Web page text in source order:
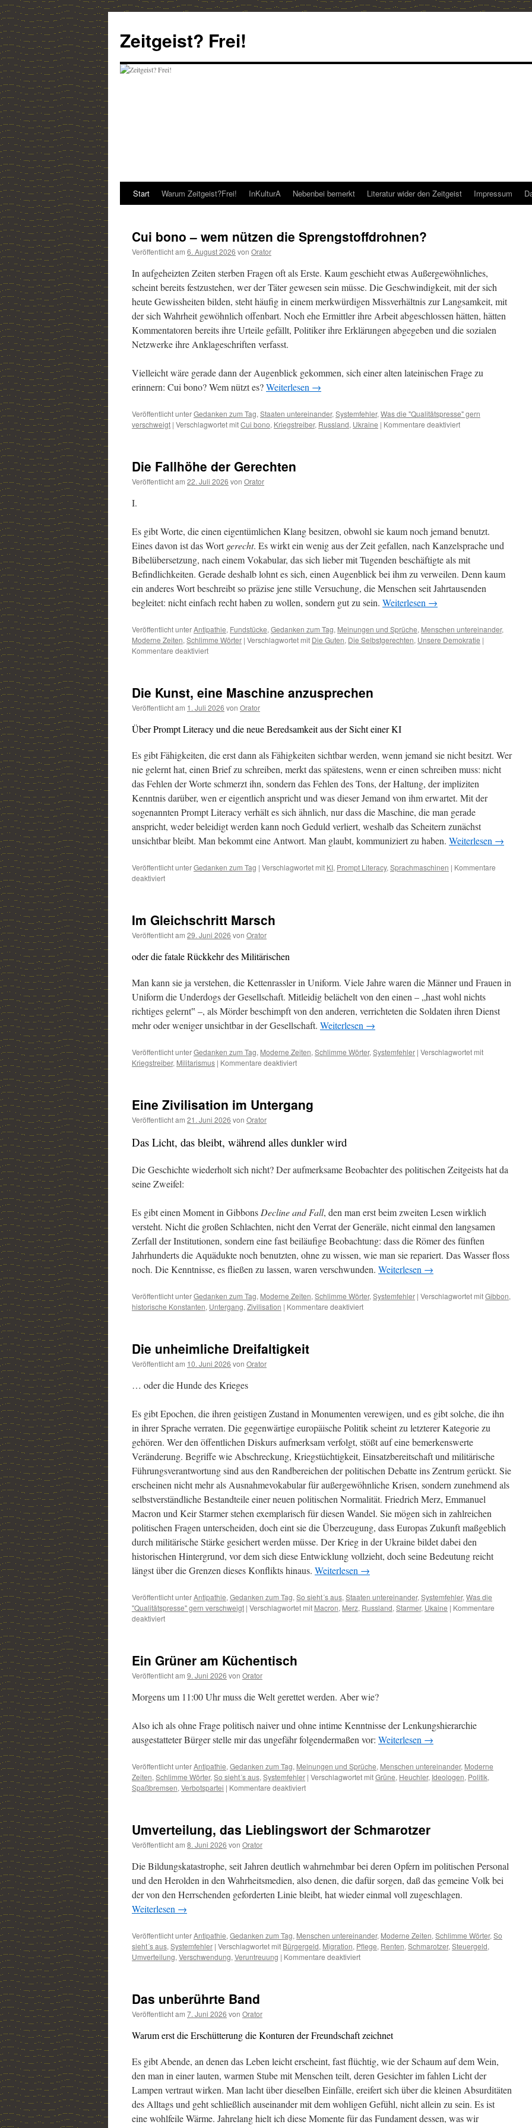
springen
Zeitgeist? Frei!
Start Warum Zeitgeist?Frei! InKulturA Nebenbei bemerkt Literatur wider den Zeitgeist Impressum
Cui bono – wem nützen die Sprengstoffdrohnen?
Veröffentlicht am 6. August 2026 von Orator
In aufgeheizten Zeiten sterben Fragen oft als Erste. Kaum geschieht etwas Außergewöhnliches,
scheint bereits festzustehen, wer der Täter gewesen sein müsse. Die Geschwindigkeit, mit der sich
heute Gewissheiten bilden, steht häufig in einem merkwürdigen Missverhältnis zur Langsamkeit, mit
der sich Wahrheit gewöhnlich offenbart. Noch ehe Ermittler ihre Arbeit abgeschlossen hätten, hätten
Kommentatoren bereits ihre Urteile gefällt, Politiker ihre Erklärungen abgegeben und die sozialen
Netzwerke ihre Anklageschriften verfasst.
Vielleicht wäre gerade dann der Augenblick gekommen, sich einer alten lateinischen Frage zu
erinnern: Cui bono? Wem nützt es?Weiterlesen →
Veröffentlicht unterGedanken zum Tag, Staaten untereinander, Systemfehler, Was die "Qualitätspresse" gern
verschweigt | Verschlagwortet mitCui bono, Kriegstreiber, Russland, Ukraine | Kommentare deaktiviert
Die Fallhöhe der Gerechten
Veröffentlicht am 22. Juli 2026 von Orator
I.
Es gibt Worte, die einen eigentümlichen Klang besitzen, obwohl sie kaum noch jemand benutzt.
Eines davon ist das Wortgerecht. Es wirkt ein wenig aus der Zeit gefallen, nach Kanzelsprache und
Bibelübersetzung, nach einem Vokabular, das sich lieber mit Tugenden beschäftigte als mit
Befindlichkeiten. Gerade deshalb lohnt es sich, einen Augenblick bei ihm zu verweilen. Denn kaum
ein anderes Wort beschreibt so präzise jene stille Versuchung, die Menschen seit Jahrtausenden
begleitet: nicht einfach recht haben zu wollen, sondern gut zu sein. Weiterlesen →
Veröffentlicht unterAntipathie, Fundstücke, Gedanken zum Tag, Meinungen und Sprüche, Menschen untereinander,
Moderne Zeiten, Schlimme Wörter | Verschlagwortet mit Die Guten, Die Selbstgerechten, Unsere Demokratie |
Kommentare deaktiviert
Gerechten
Die Kunst, eine Maschine anzusprechen
Veröffentlicht am 1. Juli 2026 von Orator
Über Prompt Literacy und die neue Beredsamkeit aus der Sicht einer KI
Es gibt Fähigkeiten, die erst dann als Fähigkeiten sichtbar werden, wenn jemand sie nicht besitzt. Wer
nie gelernt hat, einen Brief zu schreiben, merkt das spätestens, wenn er einen schreiben muss: nicht
das Fehlen der Worte schmerzt ihn, sondern das Fehlen des Tons, der Haltung, der impliziten
Kenntnis darüber, wen er eigentlich anspricht und was dieser Jemand von ihm erwartet. Mit der
sogenannten Prompt Literacy verhält es sich ähnlich, nur dass die Maschine, die man gerade
anspricht, weder beleidigt werden kann noch Geduld verliert, weshalb das Scheitern zunächst
unsichtbar bleibt. Man bekommt eine Antwort. Man glaubt, kommuniziert zu haben. Weiterlesen →
Veröffentlicht unterGedanken zum Tag | Verschlagwortet mit KI, Prompt Literacy, Sprachmaschinen | Kommentare
deaktiviert
Maschine
anzusprechen
Im Gleichschritt Marsch
Veröffentlicht am 29. Juni 2026 von Orator
oder die fatale Rückkehr des Militärischen
Man kann sie ja verstehen, die Kettenrassler in Uniform. Viele Jahre waren die Männer und Frauen in
Uniform die Underdogs der Gesellschaft. Mitleidig belächelt von den einen – „hast wohl nichts
richtiges gelernt‟ –, als Mörder beschimpft von den anderen, verrichteten die Soldaten ihren Dienst
mehr oder weniger unsichtbar in der Gesellschaft. Weiterlesen →
Veröffentlicht unterGedanken zum Tag, Moderne Zeiten, Schlimme Wörter, Systemfehler | Verschlagwortet mit
Kriegstreiber, Militarismus | Kommentare deaktiviert
Eine Zivilisation im Untergang
Veröffentlicht am 21. Juni 2026 von Orator
Das Licht, das bleibt, während alles dunkler wird
Die Geschichte wiederholt sich nicht? Der aufmerksame Beobachter des politischen Zeitgeists hat da
seine Zweifel:
Es gibt einen Moment in Gibbons Decline and Fall, den man erst beim zweiten Lesen wirklich
versteht. Nicht die großen Schlachten, nicht den Verrat der Generäle, nicht einmal den langsamen
Zerfall der Institutionen, sondern eine fast beiläufige Beobachtung: dass die Römer des fünften
Jahrhunderts die Aquädukte noch benutzten, ohne zu wissen, wie man sie repariert. Das Wasser floss
noch. Die Kenntnisse, es fließen zu lassen, waren verschwunden. Weiterlesen →
Veröffentlicht unterGedanken zum Tag, Moderne Zeiten, Schlimme Wörter, Systemfehler | Verschlagwortet mitGibbon,
historische Konstanten, Untergang, Zivilisation | Kommentare deaktiviert
Die unheimliche Dreifaltigkeit
Veröffentlicht am 10. Juni 2026 von Orator
… oder die Hunde des Krieges
Es gibt Epochen, die ihren geistigen Zustand in Monumenten verewigen, und es gibt solche, die ihn
in ihrer Sprache verraten. Die gegenwärtige europäische Politik scheint zu letzterer Kategorie zu
gehören. Wer den öffentlichen Diskurs aufmerksam verfolgt, stößt auf eine bemerkenswerte
Veränderung. Begriffe wie Abschreckung, Kriegstüchtigkeit, Einsatzbereitschaft und militärische
Führungsverantwortung sind aus den Randbereichen der politischen Debatte ins Zentrum gerückt. Sie
erscheinen nicht mehr als Ausnahmevokabular für außergewöhnliche Krisen, sondern zunehmend als
selbstverständliche Bestandteile einer neuen politischen Normalität. Friedrich Merz, Emmanuel
Macron und Keir Starmer stehen exemplarisch für diesen Wandel. Sie mögen sich in zahlreichen
politischen Fragen unterscheiden, doch eint sie die Überzeugung, dass Europas Zukunft maßgeblich
durch militärische Stärke gesichert werden müsse. Der Krieg in der Ukraine bildet dabei den
historischen Hintergrund, vor dem sich diese Entwicklung vollzieht, doch seine Bedeutung reicht
längst über die Grenzen dieses Konflikts hinaus. Weiterlesen →
Veröffentlicht unterAntipathie, Gedanken zum Tag, So sieht´s aus, Staaten untereinander, Systemfehler, Was die
"Qualitätspresse" gern verschweigt | Verschlagwortet mit Macron, Merz, Russland, Starmer, Ukaine | Kommentare
deaktiviert
Ein Grüner am Küchentisch
Veröffentlicht am 9. Juni 2026 von Orator
Morgens um 11:00 Uhr muss die Welt gerettet werden. Aber wie?
Also ich als ohne Frage politisch naiver und ohne intime Kenntnisse der Lenkungshierarchie
ausgestatteter Bürger stelle mir das ungefähr folgendermaßen vor: Weiterlesen →
Veröffentlicht unterAntipathie, Gedanken zum Tag, Meinungen und Sprüche, Menschen untereinander, Moderne
Zeiten, Schlimme Wörter, So sieht´s aus, Systemfehler | Verschlagwortet mitGrüne, Heuchler, Ideologen, Politik,
Spaßbremsen, Verbotspartei | Kommentare deaktiviert
Küchentisch
Umverteilung, das Lieblingswort der Schmarotzer
Veröffentlicht am 8. Juni 2026 von Orator
Die Bildungskatastrophe, seit Jahren deutlich wahrnehmbar bei deren Opfern im politischen Personal
und den Herolden in den Wahrheitsmedien, also denen, die dafür sorgen, daß das gemeine Volk bei
der von den Herrschenden geforderten Linie bleibt, hat wieder einmal voll zugeschlagen.
Weiterlesen →
Veröffentlicht unterAntipathie, Gedanken zum Tag, Menschen untereinander, Moderne Zeiten, Schlimme Wörter, So
sieht´s aus, Systemfehler | Verschlagwortet mit Bürgergeld, Migration, Pflege, Renten, Schmarotzer, Steuergeld,
Umverteilung, Verschwendung, Veruntreuung | Kommentare deaktiviert
Das unberührte Band
Veröffentlicht am 7. Juni 2026 von Orator
Warum erst die Erschütterung die Konturen der Freundschaft zeichnet
Es gibt Abende, an denen das Leben leicht erscheint, fast flüchtig, wie der Schaum auf dem Wein,
den man in einer lauten, warmen Stube mit Menschen teilt, deren Gesichter im fahlen Licht der
Lampen vertraut wirken. Man lacht über dieselben Einfälle, ereifert sich über die kleinen Absurditäten
des Alltags und geht schließlich auseinander mit dem wohligen Gefühl, nicht allein zu sein. Es ist
eine wohlfeile Wärme. Jahrelang hielt ich diese Momente für das Fundament dessen, was wir